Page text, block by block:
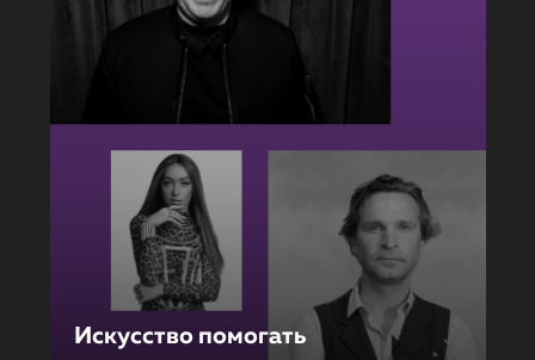
Искусство помогать